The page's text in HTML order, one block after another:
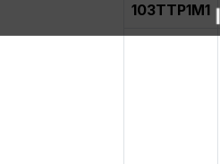
103TTP1M1